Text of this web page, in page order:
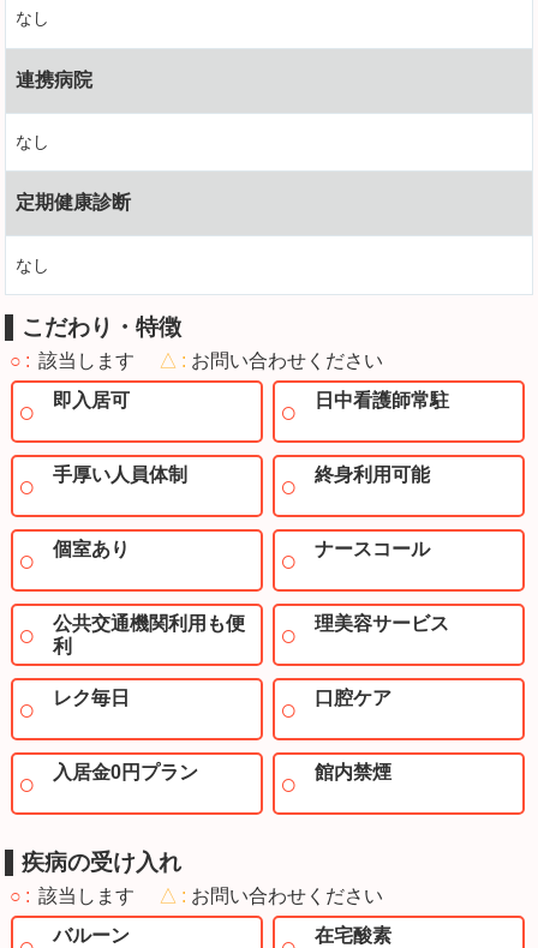
なし
連携病院
なし
定期健康診断
なし
こだわり・特徴
○ 該当します △
お問い合わせください
即入居可
日中看護師常駐
手厚い人員体制 終身利用可能
個室あり ナースコール
公共交通機関利用も便
利
理美容サービス
レク毎日 口腔ケア
入居金0円プラン 館内禁煙
疾病の受け入れ
○ 該当します △
お問い合わせください
バルーン
在宅酸素